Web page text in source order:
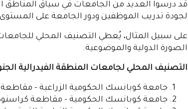
قد درسوا العديد من الجامعات في سياق المناطق
لجودة تدريب الموظفين ودور الجامعة على المستوى
على سبيل المثال، يُعطي التصنيف المحلي
الصورة الدولية والموضوعية.
التصنيف المحلي لجامعات المنطقة الفيدرالية الجنوبية، 2023
جامعة كوبانسك الحكومية الزراعية - مقاطعة
جامعة كوبانسك الحكومية - مقاطعة